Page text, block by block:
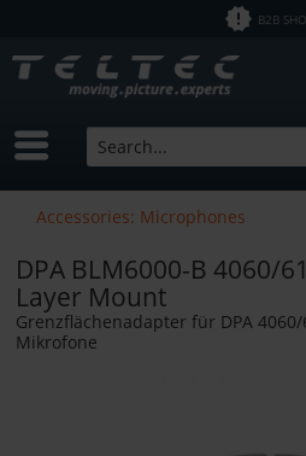
B2B
Accessories: Microphones
DPA BLM6000-B 4060/
Layer Mount
Grenzflächenadapter für DPA
Mikrofone